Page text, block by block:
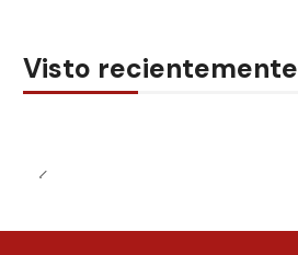
Visto recientemente